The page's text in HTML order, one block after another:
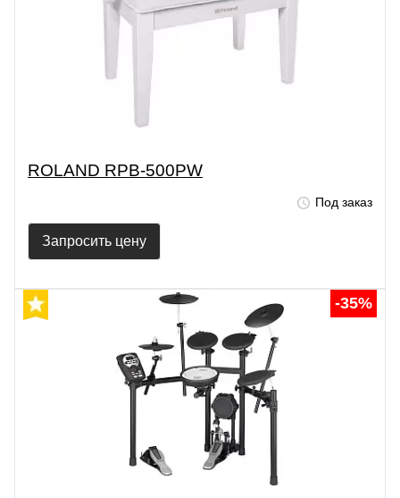
ROLAND RPB-500PW
Под заказ
Запросить цену
-35%